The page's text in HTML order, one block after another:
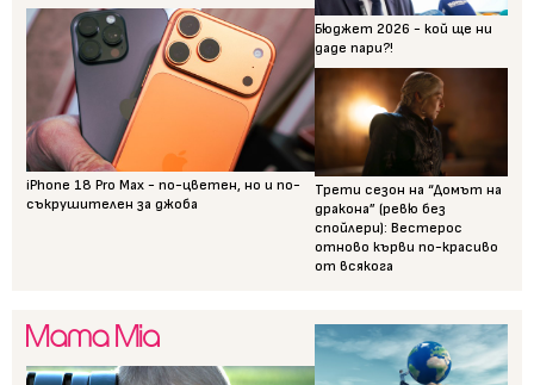
iPhone 18 Pro Max - по-цветен, но и по-
съкрушителен за джоба
Бюджет 2026 - кой ще ни
даде пари?!
Трети сезон на “Домът на
дракона” (ревю без
спойлери): Вестерос
отново кърви по-красиво
от всякога